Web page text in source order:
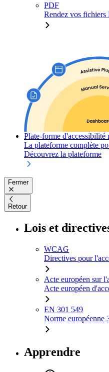
PDF
Rendez vos fichiers
Plate-forme d'accessibilité
La plateforme complète
Découvrez la plateforme
Fermer
Retour
Lois et
WCAG
Directives pour
Acte européen sur
Acte européen
EN 301 549
Norme européenne
Apprendre